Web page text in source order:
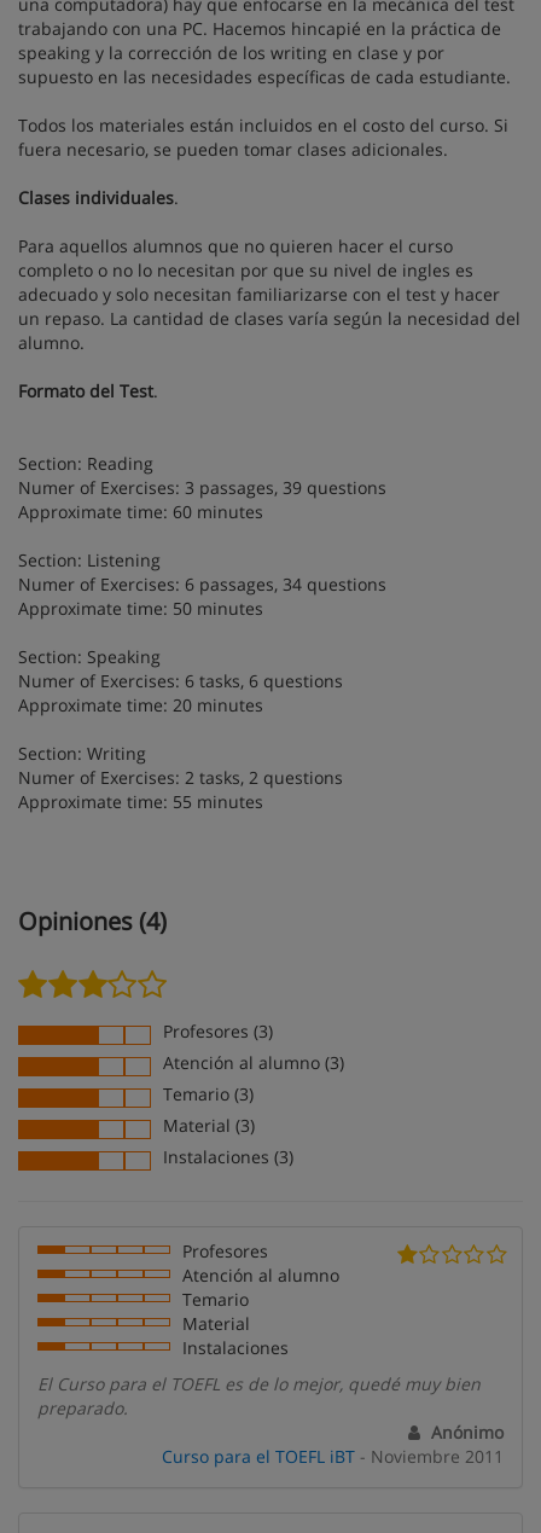
trabajando con una PC. Hacemos hincapié en la práctica de
speaking y la corrección de los writing en clase y por
supuesto en las necesidades específicas de cada estudiante.
Todos los materiales están incluidos en el costo del curso. Si
fuera necesario, se pueden tomar clases adicionales.
Clases individuales.
Para aquellos alumnos que no quieren hacer el curso
completo o no lo necesitan por que su nivel de ingles es
adecuado y solo necesitan familiarizarse con el test y hacer
un repaso. La cantidad de clases varía según la necesidad del
alumno.
Formato del Test.
Section: Reading
Numer of Exercises: 3 passages, 39 questions
Approximate time: 60 minutes
Section: Listening
Numer of Exercises: 6 passages, 34 questions
Approximate time: 50 minutes
Section: Speaking
Numer of Exercises: 6 tasks, 6 questions
Approximate time: 20 minutes
Section: Writing
Numer of Exercises: 2 tasks, 2 questions
Approximate time: 55 minutes
Opiniones (4)
Profesores (3)
Atención al alumno (3)
Temario (3)
Material (3)
Instalaciones (3)
Profesores
Atención al alumno
Temario
Material
Instalaciones
El Curso para el TOEFL es de lo mejor, quedé muy bien
preparado.
Anónimo
Curso para el TOEFL iBT - Noviembre 2011